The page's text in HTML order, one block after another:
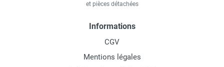
et pièces détachées
Informations
CGV
Mentions légales